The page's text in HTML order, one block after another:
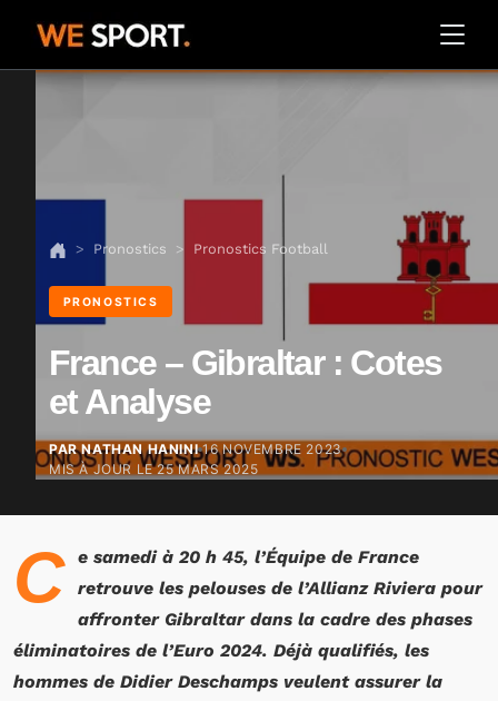
Pronostics Pronostics Football
PRONOSTICS
France – Gibraltar : Cotes
et Analyse
PAR NATHAN HANINI 16 NOVEMBRE 2023
MIS À JOUR LE25 MARS 2025
C
e samedi à 20 h 45, l’Équipe de France
retrouve les pelouses de l’Allianz Riviera pour
affronter Gibraltar dans la cadre des phases
éliminatoires de l’Euro 2024. Déjà qualifiés, les
hommes de Didier Deschamps veulent assurer la